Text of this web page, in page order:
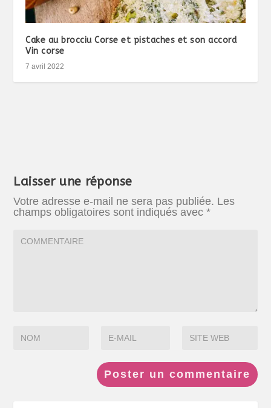
Cake au brocciu Corse et pistaches et son accord
Vin corse
7 avril 2022
Laisser une réponse
Votre adresse e-mail ne sera pas publiée. Les
champs obligatoires sont indiqués avec*